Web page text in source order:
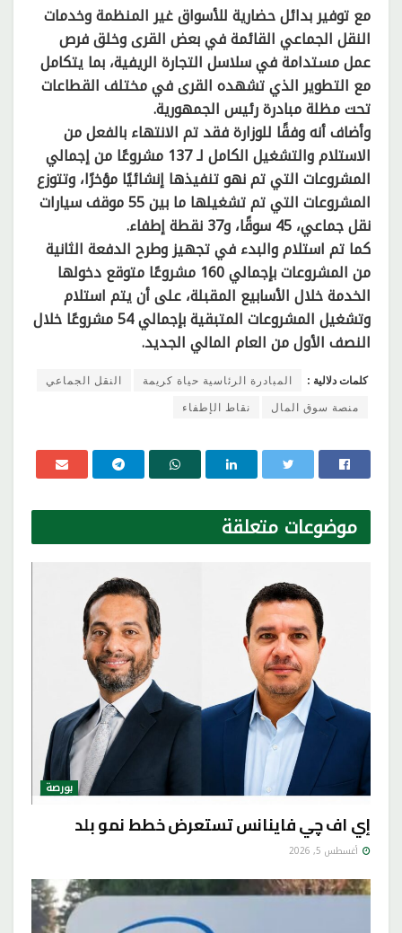
مع توفير بدائل حضارية للأسواق غير المنظمة وخدمات
النقل الجماعي القائمة في بعض القرى وخلق فرص
عمل مستدامة في سلاسل التجارة الريفية، بما يتكامل
مع التطوير الذي تشهده القرى في مختلف القطاعات
تحت مظلة مبادرة رئيس الجمهورية.
وأضاف أنه وفقًا للوزارة فقد تم الانتهاء بالفعل من
الاستلام والتشغيل الكامل لـ 137 مشروعًا من إجمالي
المشروعات التي تم نهو تنفيذها إنشائيًا مؤخرًا، وتتوزع
المشروعات التي تم تشغيلها ما بين 55 موقف سيارات
نقل جماعي، 45 سوقًا، و37 نقطة إطفاء.
كما تم استلام والبدء في تجهيز وطرح الدفعة الثانية
من المشروعات بإجمالي 160 مشروعًا متوقع دخولها
الخدمة خلال الأسابيع المقبلة، على أن يتم استلام
وتشغيل المشروعات المتبقية بإجمالي 54 مشروعًا خلال
النصف الأول من العام المالي الجديد.
كلمات دلالية : المبادرة الرئاسية حياة كريمة
النقل الجماعي
منصة سوق المال
نقاط الإطفاء
موضوعات متعلقة
بورصة
إي اف چي فاينانس تستعرض خطط نمو بلد
أغسطس 5, 2026